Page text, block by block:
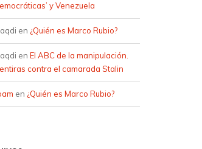
y Venezuela
en ¿Quién es Marco Rubio?
en El ABC de la manipulación.
contra el camarada Stalin
en ¿Quién es Marco Rubio?